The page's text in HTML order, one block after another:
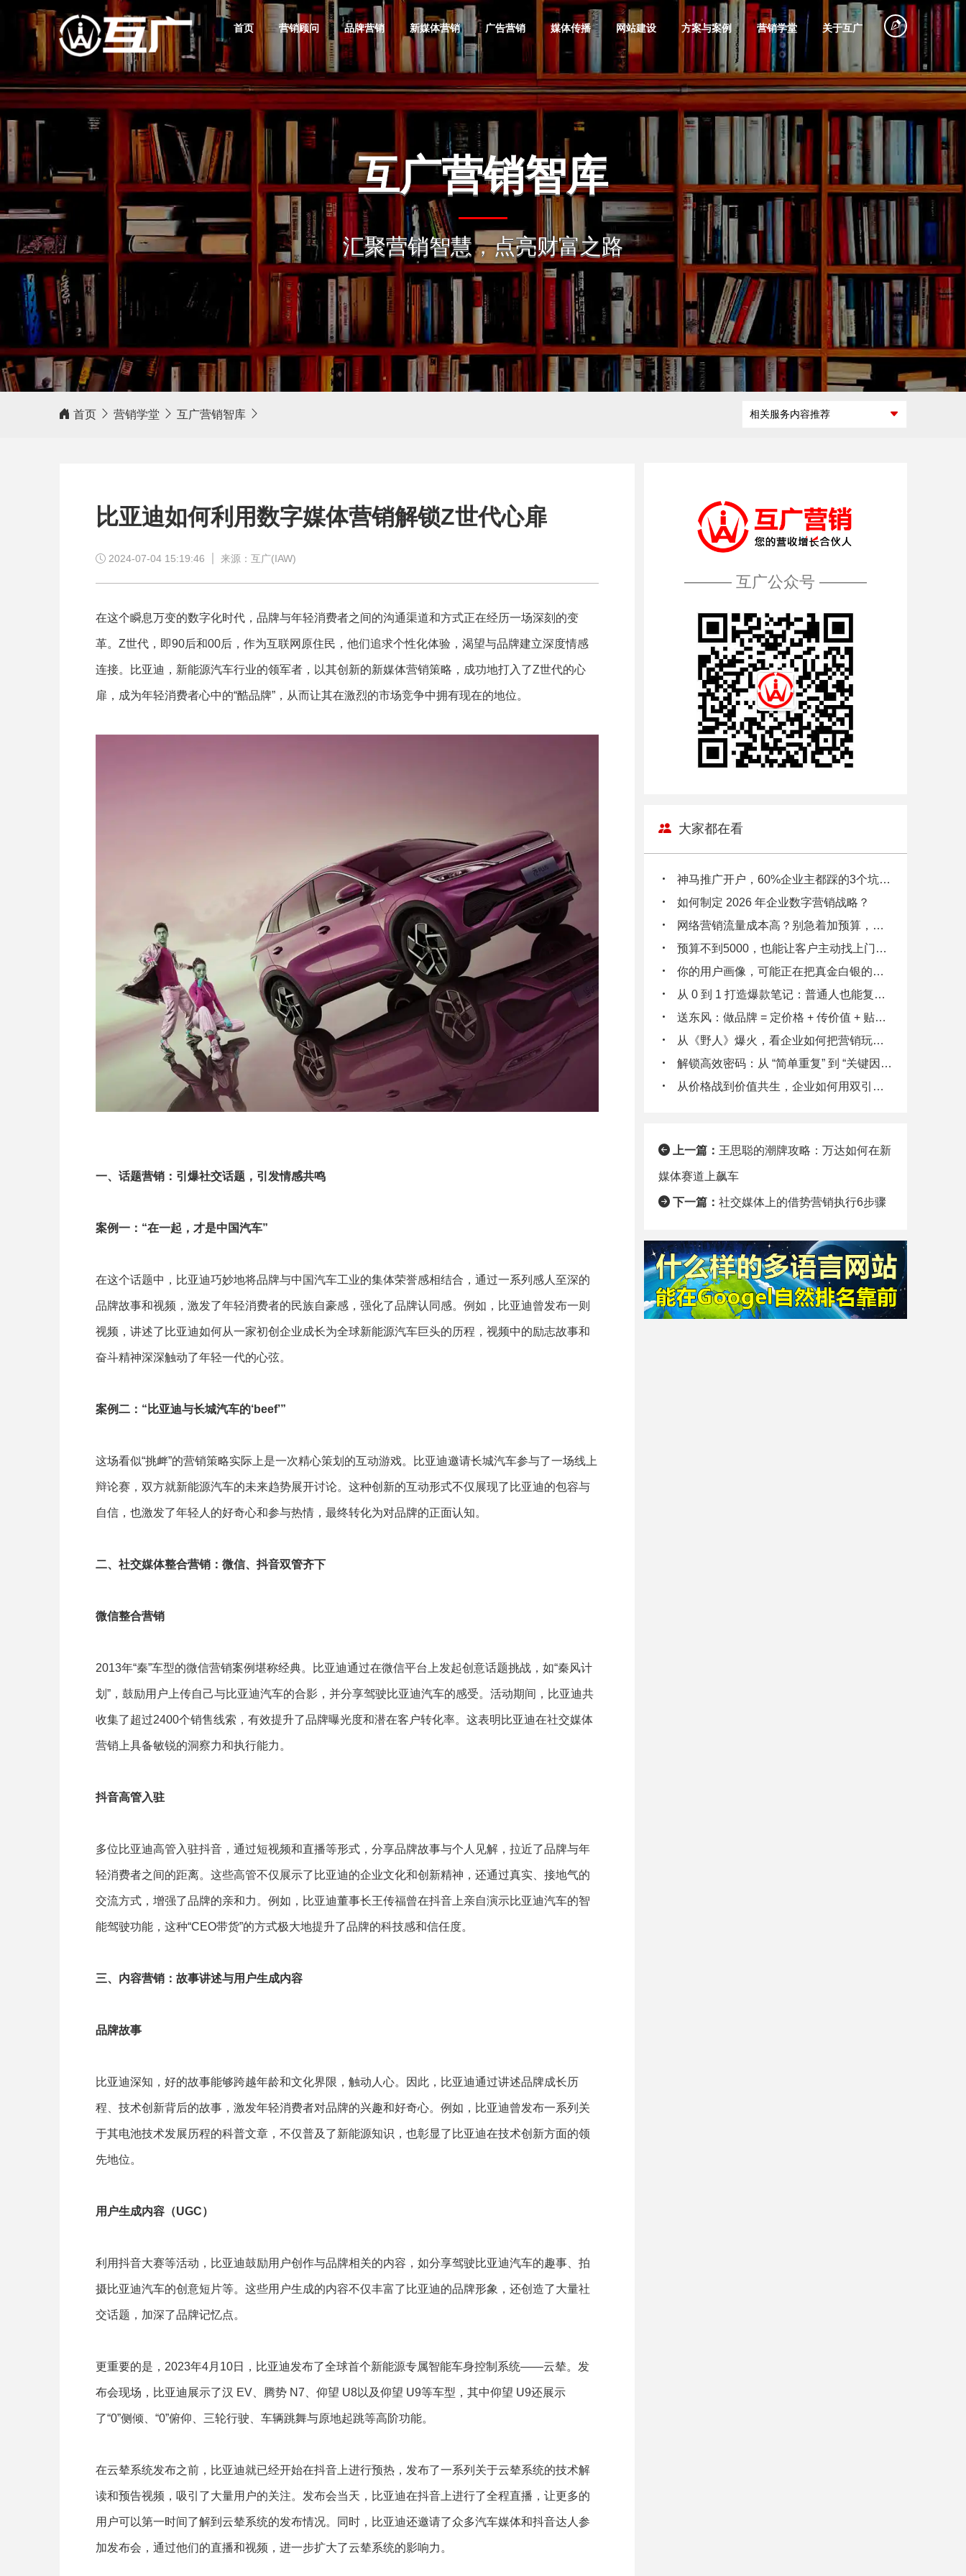
首页 营销顾问
数字营销顾问
让每一分营销投入都见效
网络营销策划
助您构建出通向成功的地图
整合营销
问题一站解决 · 品牌一战成名
媒介顾问
提升广告效果，节省推广成本
营销培训
全面提升咨询转化率
品牌营销
互广品牌营销
筑就好卖品牌
品牌全案
品牌定位
品牌战略咨询
品牌营销策划
品牌产品规划
品牌推广服务
品牌信息铺垫
品牌广告摄制
个人IP打造
新媒体营销
互广新媒体营销服务
您的业绩增长新引擎
抖音营销
快手营销
短视频营销
知乎营销
微信营销
小红书营销
B站营销
内容营销
探店
网红大号营销
直播营销
网红带货
创意视频策划
种草笔记
视频号营销
百家号营销
广告营销
数字广告营销
存量竞争时代商战核武器
互联网广告策
划
动画广告制作
宣传片摄制
明星/网红经纪
互联网广告效
果提升
百度营销代运
必应国内广告
投放
神马搜索竞价
推广
360搜索推广
巨量引擎代运
营
磁力引擎代运
营
谷歌海外推广
(SEM)
微信广告策划
信息流广告投
影视广告投放
品牌短剧广告
媒体传播
互广媒体传播服务
奠定产品好卖基因
软文营销 媒体邀约 故事营销
活动/发布会 自媒体营销 海外发稿 口碑营销
网站建设
互广建站 精致时尚
高端网站定制其实不贵！
企业网站建设
品牌网站定制
营销型网站建
设
集团网站建设
门户网站建设
外贸网站建设
活动网站建设
广告落地页制
作
网站运营维护
网站优化推广
网站技术服务
SEO、SEM培
训
电商网站搭建
电子商务系统
定制开发
产品商城网站
建设
手机电商解决
方案
互联网广告交
易平台开发
区块链平台解
微信会员电商
平台建设
团购商城建设
微信小程序开
微官网搭建
微商城定制开
发
微活动策划
方案与案例
数字营销解决方案与案例
金融投资
服装服饰
教育培训
手机数码
奢侈品
地产公司
电子电器
电子商务
旅游行业
美容化妆品
粮油食品
物流运输
节能环保
五金机电
其它行业
营销学堂
互广营销学堂
您的互联网数字营销学习基地
互广营销智库
汇聚营销智慧，点亮财富之路
奥旗智库
互广旗下智能化商业智库
掘魁数据
互广旗下商业数据深度挖掘工具
品牌课堂
互广品牌经营管理研究课堂
关于互广
互广简介
您的营收增长合伙人
互广资讯
掌握互联网广告营销行业发展趋势 引领
行业发展潮流
值得选择
选择增加您事业的成功概率
愿景价值
把“互广”经营成互联网广告的简称，帮
更多潜力企业实现商业蓝图
联系我们
一切从沟通开始，联系即享专属方案，
别错过！
客户评价
相信我，互广营销，值得信赖！
Hello,新朋友
感谢您的访问,您是否还想了解
互广能做什
么
互广做过什
么
如何开展合
怎么加入互
互广营销智库
汇聚营销智慧，点亮财富之路
首页 营销学堂 互广营销智库 相关服务内容推荐
比亚迪如何利用数字媒体营销解锁Z世代心扉
2024-07-04 15:19:46 来源：互广(IAW)
在这个瞬息万变的数字化时代，品牌与年轻消费者之间的沟通渠道和方式正在经历一场深刻的变
革。Z世代，即90后和00后，作为互联网原住民，他们追求个性化体验，渴望与品牌建立深度情感
连接。比亚迪，新能源汽车行业的领军者，以其创新的新媒体营销策略，成功地打入了Z世代的心
扉，成为年轻消费者心中的“酷品牌”，从而让其在激烈的市场竞争中拥有现在的地位。
一、话题营销：引爆社交话题，引发情感共鸣
案例一：“在一起，才是中国汽车”
在这个话题中，比亚迪巧妙地将品牌与中国汽车工业的集体荣誉感相结合，通过一系列感人至深的
品牌故事和视频，激发了年轻消费者的民族自豪感，强化了品牌认同感。例如，比亚迪曾发布一则
视频，讲述了比亚迪如何从一家初创企业成长为全球新能源汽车巨头的历程，视频中的励志故事和
奋斗精神深深触动了年轻一代的心弦。
案例二：“比亚迪与长城汽车的‘beef’”
这场看似“挑衅”的营销策略实际上是一次精心策划的互动游戏。比亚迪邀请长城汽车参与了一场线上
辩论赛，双方就新能源汽车的未来趋势展开讨论。这种创新的互动形式不仅展现了比亚迪的包容与
自信，也激发了年轻人的好奇心和参与热情，最终转化为对品牌的正面认知。
二、社交媒体整合营销：微信、抖音双管齐下
微信整合营销
2013年“秦”车型的微信营销案例堪称经典。比亚迪通过在微信平台上发起创意话题挑战，如“秦风计
划”，鼓励用户上传自己与比亚迪汽车的合影，并分享驾驶比亚迪汽车的感受。活动期间，比亚迪共
收集了超过2400个销售线索，有效提升了品牌曝光度和潜在客户转化率。这表明比亚迪在社交媒体
营销上具备敏锐的洞察力和执行能力。
抖音高管入驻
多位比亚迪高管入驻抖音，通过短视频和直播等形式，分享品牌故事与个人见解，拉近了品牌与年
轻消费者之间的距离。这些高管不仅展示了比亚迪的企业文化和创新精神，还通过真实、接地气的
交流方式，增强了品牌的亲和力。例如，比亚迪董事长王传福曾在抖音上亲自演示比亚迪汽车的智
能驾驶功能，这种“CEO带货”的方式极大地提升了品牌的科技感和信任度。
三、内容营销：故事讲述与用户生成内容
品牌故事
比亚迪深知，好的故事能够跨越年龄和文化界限，触动人心。因此，比亚迪通过讲述品牌成长历
程、技术创新背后的故事，激发年轻消费者对品牌的兴趣和好奇心。例如，比亚迪曾发布一系列关
于其电池技术发展历程的科普文章，不仅普及了新能源知识，也彰显了比亚迪在技术创新方面的领
先地位。
用户生成内容（UGC）
利用抖音大赛等活动，比亚迪鼓励用户创作与品牌相关的内容，如分享驾驶比亚迪汽车的趣事、拍
摄比亚迪汽车的创意短片等。这些用户生成的内容不仅丰富了比亚迪的品牌形象，还创造了大量社
交话题，加深了品牌记忆点。
更重要的是，2023年4月10日，比亚迪发布了全球首个新能源专属智能车身控制系统——云辇。发
布会现场，比亚迪展示了汉 EV、腾势 N7、仰望 U8以及仰望 U9等车型，其中仰望 U9还展示
了“0”侧倾、“0”俯仰、三轮行驶、车辆跳舞与原地起跳等高阶功能。
在云辇系统发布之前，比亚迪就已经开始在抖音上进行预热，发布了一系列关于云辇系统的技术解
读和预告视频，吸引了大量用户的关注。发布会当天，比亚迪在抖音上进行了全程直播，让更多的
用户可以第一时间了解到云辇系统的发布情况。同时，比亚迪还邀请了众多汽车媒体和抖音达人参
加发布会，通过他们的直播和视频，进一步扩大了云辇系统的影响力。
——— 互广公众号 ———
大家都在看
神马推广开户，60%企业主都踩的3个坑，你中招了吗？
如何制定 2026 年企业数字营销战略？
网络营销流量成本高？别急着加预算，先看看你的数据漏斗在漏多少钱！
预算不到5000，也能让客户主动找上门？小企业主都在偷偷用的3个低成本引流逻辑
你的用户画像，可能正在把真金白银的客户往外推
从 0 到 1 打造爆款笔记：普通人也能复制的流量密码
送东风：做品牌 = 定价格 + 传价值 + 贴标签 + 秀实力 + 给体验
从《野人》爆火，看企业如何把营销玩出 “野性”
解锁高效密码：从 “简单重复” 到 “关键因素拆解”
从价格战到价值共生，企业如何用双引擎策略锁定客户终身价值
上一篇： 王思聪的潮牌攻略：万达如何在新
媒体赛道上飙车
下一篇：社交媒体上的借势营销执行6步骤